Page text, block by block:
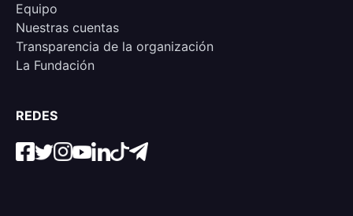
Equipo
Nuestras cuentas
Transparencia de la organización
La Fundación
REDES